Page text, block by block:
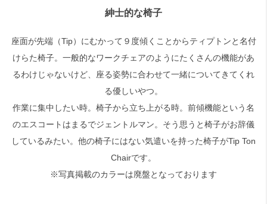
紳士的な椅子
座面が先端（Tip）にむかって９度傾くことからティプトンと名付
けらた椅子。一般的なワークチェアのようにたくさんの機能があ
るわけじゃないけど、座る姿勢に合わせて一緒についてきてくれ
る優しいやつ。
作業に集中したい時。椅子から立ち上がる時。前傾機能という名
のエスコートはまるでジェントルマン。そう思うと椅子がお辞儀
しているみたい。他の椅子にはない気遣いを持った椅子がTip Ton
Chairです。
※写真掲載のカラーは廃盤となっております